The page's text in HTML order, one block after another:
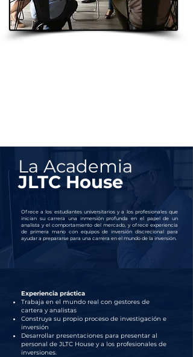
La Academia
JLTC House
Ofrece a los estudiantes universitarios y a los profesionales que
inician su carrera una inmersión profunda en el papel de un
analista y el comportamiento del mercado, y ofrece experiencia
de primera mano con equipos de inversión discrecional para
ayudar a prepararse para una carrera en el mundo de la inversión.
Experiencia práctica
Trabaja en el mundo real con gestores de
cartera y analistas
Construya su propio proceso de investigación e
inversión
Desarrollar presentaciones para presentar al
personal de JLTC House y a los profesionales de
inversiones.